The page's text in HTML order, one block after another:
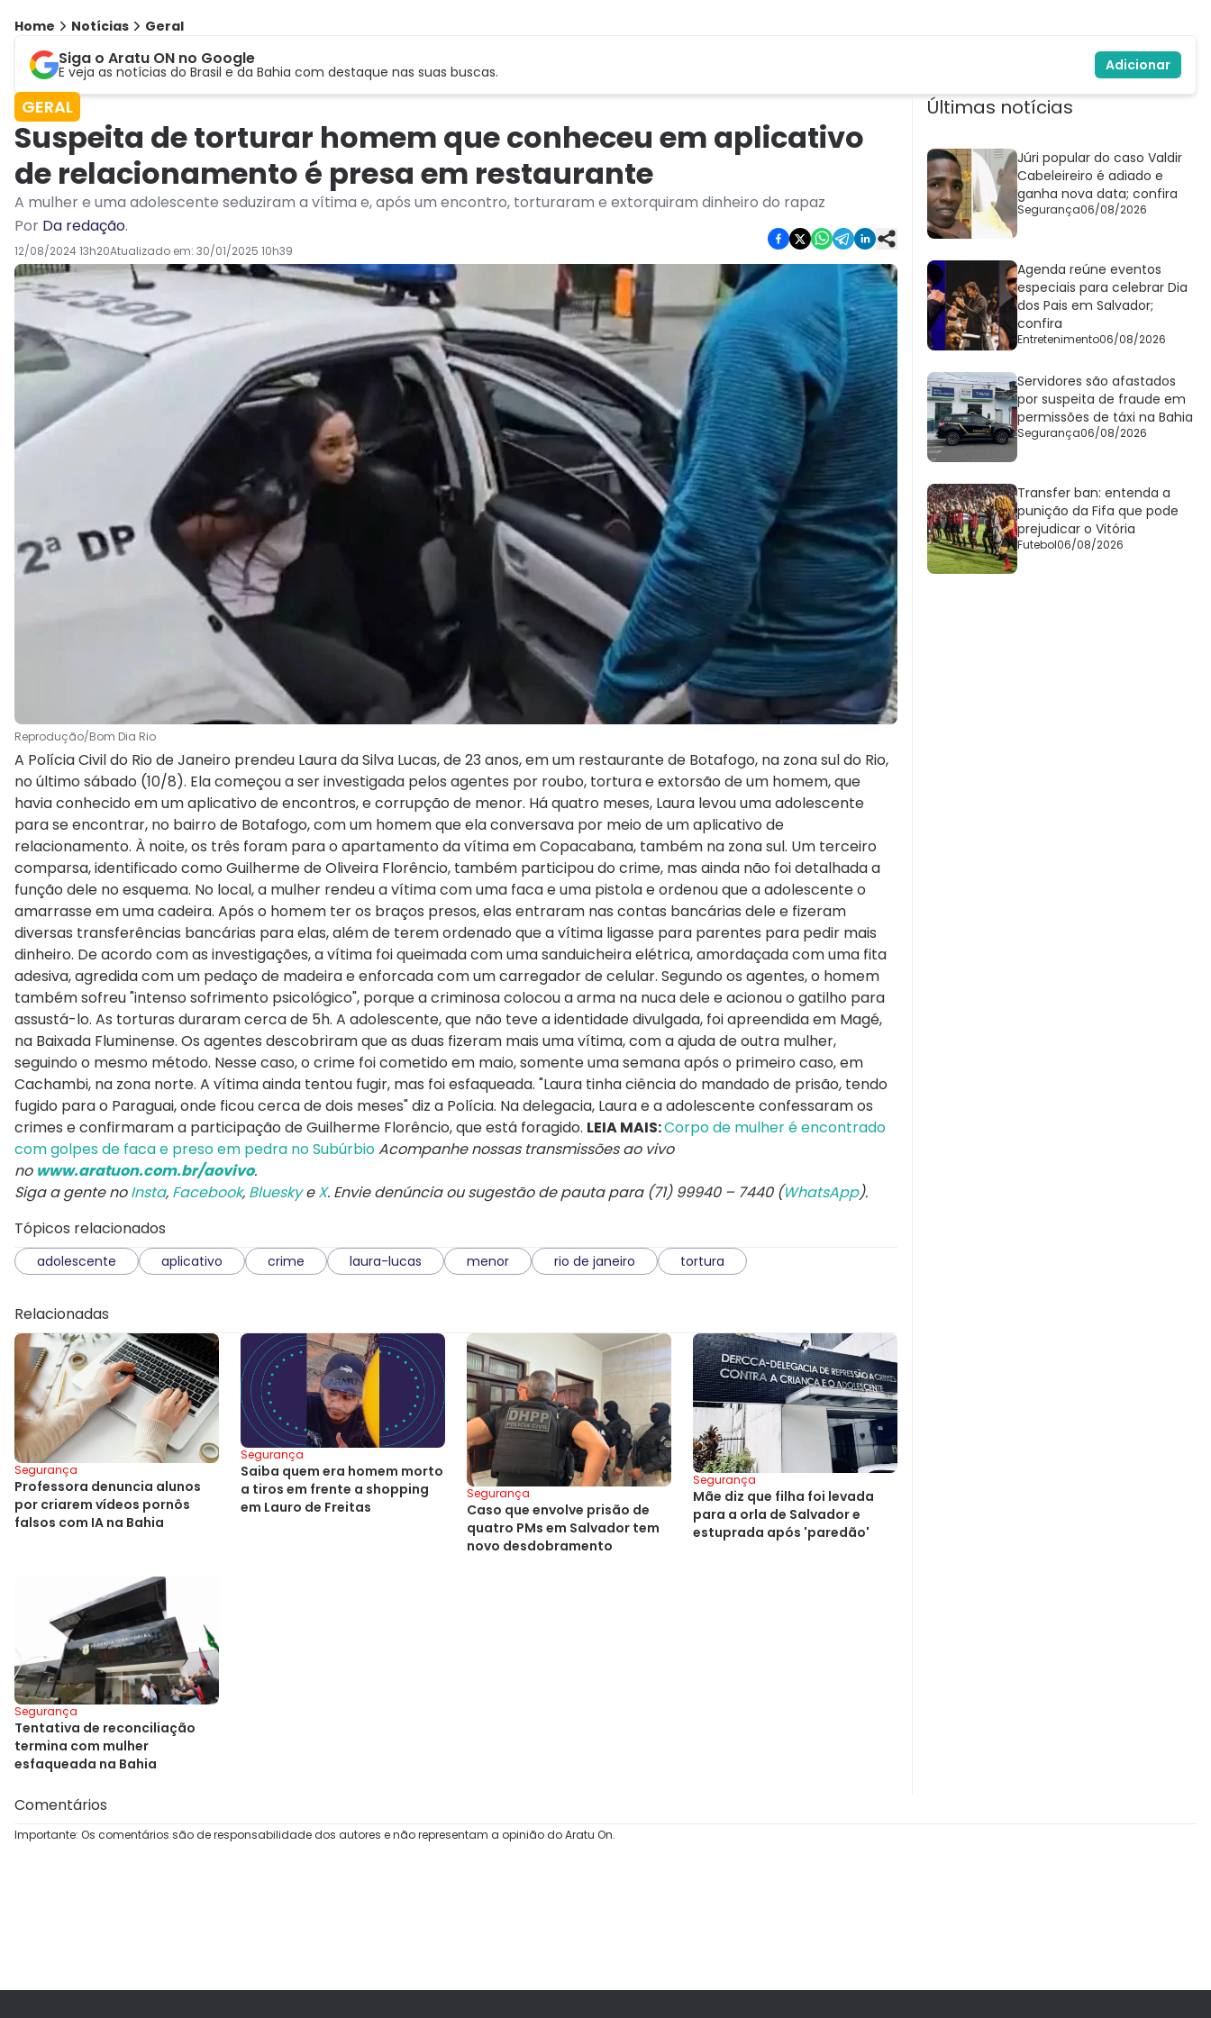
Home Notícias Geral
Siga o Aratu ON no Google
E veja as notícias do Brasil e da Bahia com destaque nas suas buscas. Adicionar
GERAL
Suspeita de torturar homem que conheceu em aplicativo
de relacionamento é presa em restaurante
A mulher e uma adolescente seduziram a vítima e, após um encontro, torturaram e extorquiram dinheiro do rapaz
Por Da redação.
12/08/2024 13h20Atualizado em: 30/01/2025 10h39
Reprodução/Bom Dia Rio
A Polícia Civil do Rio de Janeiro prendeu Laura da Silva Lucas, de 23 anos, em um restaurante de Botafogo, na zona sul do Rio,
no último sábado (10/8). Ela começou a ser investigada pelos agentes por roubo, tortura e extorsão de um homem, que
havia conhecido em um aplicativo de encontros, e corrupção de menor. Há quatro meses, Laura levou uma adolescente
para se encontrar, no bairro de Botafogo, com um homem que ela conversava por meio de um aplicativo de
relacionamento. À noite, os três foram para o apartamento da vítima em Copacabana, também na zona sul. Um terceiro
comparsa, identificado como Guilherme de Oliveira Florêncio, também participou do crime, mas ainda não foi detalhada a
função dele no esquema. No local, a mulher rendeu a vítima com uma faca e uma pistola e ordenou que a adolescente o
amarrasse em uma cadeira. Após o homem ter os braços presos, elas entraram nas contas bancárias dele e fizeram
diversas transferências bancárias para elas, além de terem ordenado que a vítima ligasse para parentes para pedir mais
dinheiro. De acordo com as investigações, a vítima foi queimada com uma sanduicheira elétrica, amordaçada com uma fita
adesiva, agredida com um pedaço de madeira e enforcada com um carregador de celular. Segundo os agentes, o homem
também sofreu "intenso sofrimento psicológico", porque a criminosa colocou a arma na nuca dele e acionou o gatilho para
assustá-lo. As torturas duraram cerca de 5h. A adolescente, que não teve a identidade divulgada, foi apreendida em Magé,
na Baixada Fluminense. Os agentes descobriram que as duas fizeram mais uma vítima, com a ajuda de outra mulher,
seguindo o mesmo método. Nesse caso, o crime foi cometido em maio, somente uma semana após o primeiro caso, em
Cachambi, na zona norte. A vítima ainda tentou fugir, mas foi esfaqueada. "Laura tinha ciência do mandado de prisão, tendo
fugido para o Paraguai, onde ficou cerca de dois meses" diz a Polícia. Na delegacia, Laura e a adolescente confessaram os
crimes e confirmaram a participação de Guilherme Florêncio, que está foragido. LEIA MAIS:Corpo de mulher é encontrado
com golpes de faca e preso em pedra no SubúrbioAcompanhe nossas transmissões ao vivo
no www.aratuon.com.br/aovivo.
Siga a gente noInsta, Facebook, BlueskyeX. Envie denúncia ou sugestão de pauta para (71) 99940 – 7440 (WhatsApp).
Tópicos relacionados
adolescente aplicativo crime laura-lucas menor rio de janeiro tortura
Relacionadas
Segurança
Professora denuncia alunos
por criarem vídeos pornôs
falsos com IA na Bahia
Segurança
Saiba quem era homem morto
a tiros em frente a shopping
em Lauro de Freitas
Segurança
Caso que envolve prisão de
quatro PMs em Salvador tem
novo desdobramento
Segurança
Mãe diz que filha foi levada
para a orla de Salvador e
estuprada após 'paredão'
Segurança
Tentativa de reconciliação
termina com mulher
esfaqueada na Bahia
Últimas notícias
Júri popular do caso Valdir
Cabeleireiro é adiado e
ganha nova data; confira
Segurança06/08/2026
Agenda reúne eventos
especiais para celebrar Dia
dos Pais em Salvador;
confira
Entretenimento06/08/2026
Servidores são afastados
por suspeita de fraude em
permissões de táxi na Bahia
Segurança06/08/2026
Transfer ban: entenda a
punição da Fifa que pode
prejudicar o Vitória
Futebol06/08/2026
Comentários
Importante: Os comentários são de responsabilidade dos autores e não representam a opinião do Aratu On.